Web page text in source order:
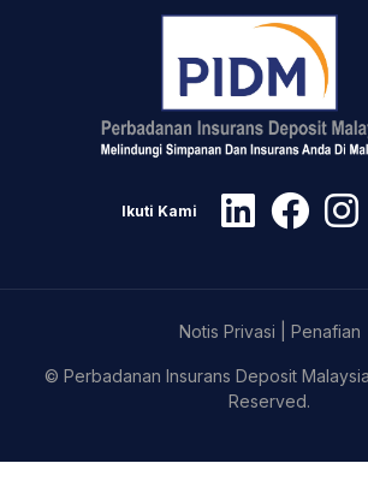
Ikuti Kami
Notis Privasi Penafian
© Perbadanan Insurans Deposit
Reserved.